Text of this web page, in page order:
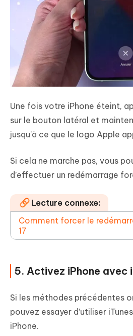
Une fois votre iPhone éteint,
sur le bouton latéral et
jusqu’à ce que le logo Apple
Si cela ne marche pas, vous
d’effectuer un redémarrage
Lecture connexe:
Comment forcer le
17
5. Activez iPhone avec
Si les méthodes précédentes
pouvez essayer d’utiliser
iPhone.